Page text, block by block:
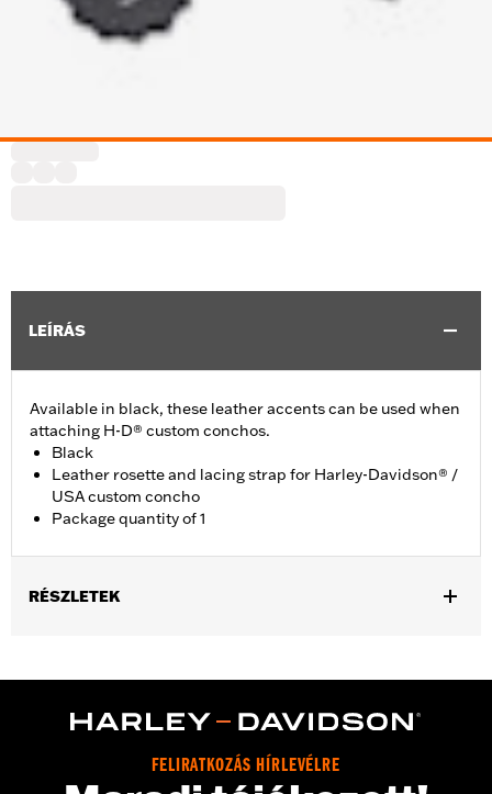
LEÍRÁS
Available in black, these leather accents can be used when
attaching H-D® custom conchos.
Black
Leather rosette and lacing strap for Harley-Davidson® /
USA custom concho
Package quantity of 1
RÉSZLETEK
Sold Separately:Conchos
FELIRATKOZÁS HÍRLEVÉLRE